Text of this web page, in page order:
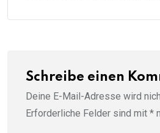
Schreibe einen
Deine E-Mail-Adresse wird
Erforderliche Felder sind mit *